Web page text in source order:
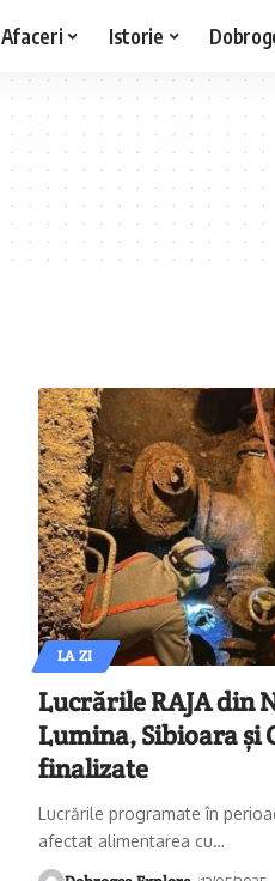
Afaceri Istorie
LA ZI
Lucrările RAJA din
Lumina, Sibioara și
finalizate
Lucrările programate în
afectat alimentarea cu…